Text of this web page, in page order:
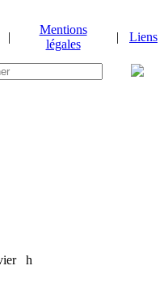
|
Mentions
légales
| Liens
h